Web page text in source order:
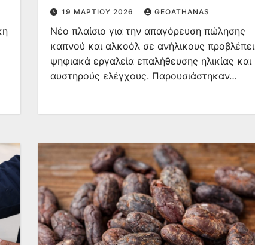
19 ΜΑΡΤΊΟΥ 2026 GEOATHANAS
Νέο πλαίσιο για την απαγόρευση πώλησης
καπνού και αλκοόλ σε ανήλικους προβλέπει
ψηφιακά εργαλεία επαλήθευσης ηλικίας και
αυστηρούς ελέγχους. Παρουσιάστηκαν…